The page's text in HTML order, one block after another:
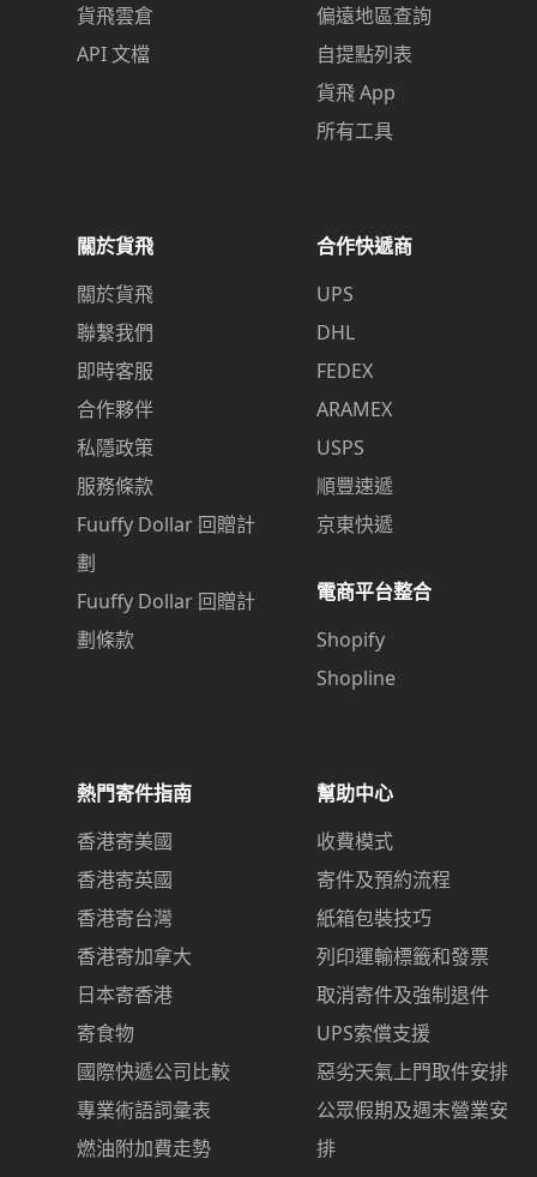
貨飛雲倉
API 文檔
偏遠地區查詢
自提點列表
貨飛 App
所有工具
關於貨飛
關於貨飛
聯繫我們
即時客服
合作夥伴
私隱政策
服務條款
Fuuffy Dollar 回贈計
劃
Fuuffy Dollar 回贈計
劃條款
合作快遞商
UPS
DHL
FEDEX
ARAMEX
USPS
順豐速遞
京東快遞
電商平台整合
Shopify
Shopline
熱門寄件指南
香港寄美國
香港寄英國
香港寄台灣
香港寄加拿大
日本寄香港
寄食物
國際快遞公司比較
專業術語詞彙表
燃油附加費走勢
幫助中心
收費模式
寄件及預約流程
紙箱包裝技巧
列印運輸標籤和發票
取消寄件及強制退件
UPS索償支援
惡劣天氣上門取件安排
公眾假期及週末營業安
排